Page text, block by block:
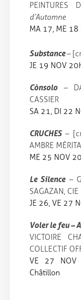
PEINTURES
d’Automne
MA 17, ME 18
Substance–
JE 19 NOV
Cònsolo –
CASSIER
SA 21, DI 22
CRUCHES–
AMBRE
ME 25 NOV
Le Silence –
SAGAZAN, CIE
JE 26, VE 27
Voler le feu –
VICTOIRE
COLLECTIF
VE 27
Châtillon